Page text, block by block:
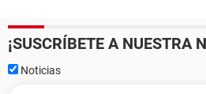
¡SUSCRÍBETE A NUESTRA
Noticias